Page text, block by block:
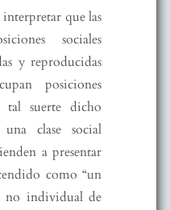
interpretar que las
sociales
y reproducidas
posiciones
tal suerte dicho
clase social
a presentar
como “un
no individual de